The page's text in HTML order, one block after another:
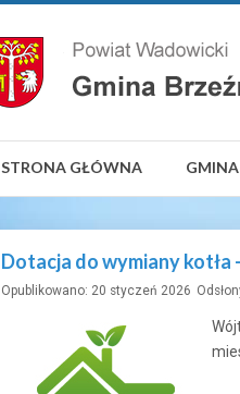
STRONA GŁÓWNA GMINA
Dotacja do wymiany kotła
Opublikowano: 20 styczeń 2026